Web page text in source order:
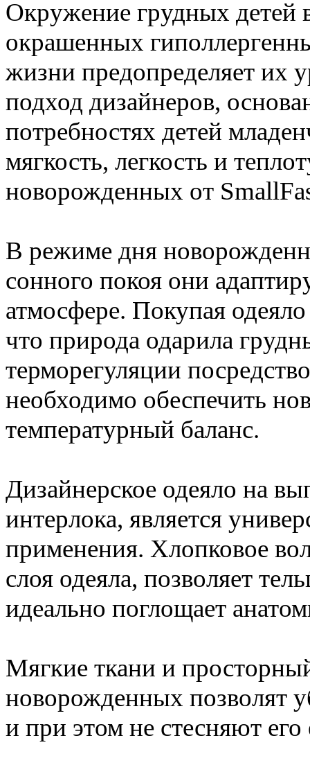
Окружение грудных детей
окрашенных
жизни предопределяет их
подход дизайнеров,
потребностях детей
мягкость, легкость и
новорожденных от
В режиме дня
сонного покоя они
атмосфере. Покупая
что природа одарила
терморегуляции
необходимо обеспечить
температурный баланс.
Дизайнерское одеяло на
интерлока, является
применения. Хлопковое
слоя одеяла, позволяет
идеально поглощает
Мягкие ткани и
новорожденных позволят
и при этом не стесняют